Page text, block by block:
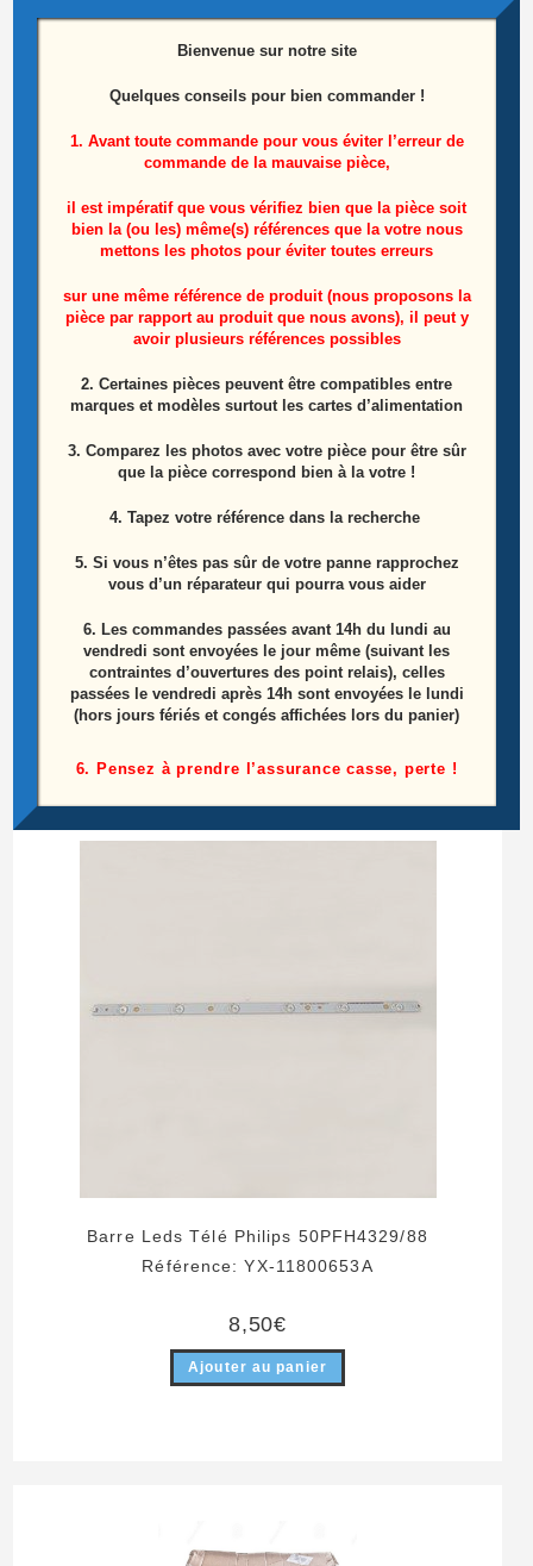
Module De Commandes + IR Télé Philips
47PFH5209/88 Référence Module: 715G6316-
317GAIRM002HTG
15,00€
Lire la suite
Barre Leds Télé Philips 47pfh5209/88
Référence: 1566A
8,50€
Ajouter au panier
Barre Leds Télé Philips 50PFH4329/88
Référence: YX-11800653A
8,50€
Ajouter au panier
Bienvenue sur notre site
Quelques conseils pour bien commander !
1. Avant toute commande pour vous éviter l’erreur de
commande de la mauvaise pièce,
il est impératif que vous vérifiez bien que la pièce soit
bien la (ou les) même(s) références que la votre nous
mettons les photos pour éviter toutes erreurs
sur une même référence de produit (nous proposons la
pièce par rapport au produit que nous avons), il peut y
avoir plusieurs références possibles
2. Certaines pièces peuvent être compatibles entre
marques et modèles surtout les cartes d’alimentation
3. Comparez les photos avec votre pièce pour être sûr
que la pièce correspond bien à la votre !
4. Tapez votre référence dans la recherche
5. Si vous n’êtes pas sûr de votre panne rapprochez
vous d’un réparateur qui pourra vous aider
6. Les commandes passées avant 14h du lundi au
vendredi sont envoyées le jour même (suivant les
contraintes d’ouvertures des point relais), celles
passées le vendredi après 14h sont envoyées le lundi
(hors jours fériés et congés affichées lors du panier)
6. Pensez à prendre l’assurance casse, perte !